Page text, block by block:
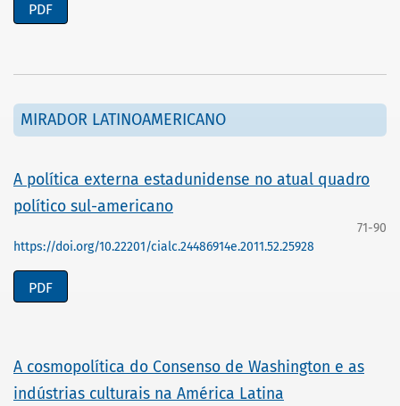
PDF
MIRADOR LATINOAMERICANO
A política externa estadunidense no atual quadro
político sul-americano
71-90
https://doi.org/10.22201/cialc.24486914e.2011.52.25928
PDF
A cosmopolítica do Consenso de Washington e as
indústrias culturais na América Latina